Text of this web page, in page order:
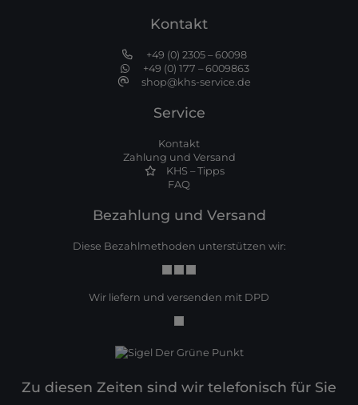
Kontakt
+49 (0) 2305 – 60098
+49 (0) 177 – 6009863
shop@khs-service.de
Service
Kontakt
Zahlung und Versand
KHS – Tipps
FAQ
Bezahlung und Versand
Diese Bezahlmethoden unterstützen wir:
Wir liefern und versenden mit DPD
Zu diesen Zeiten sind wir telefonisch für Sie